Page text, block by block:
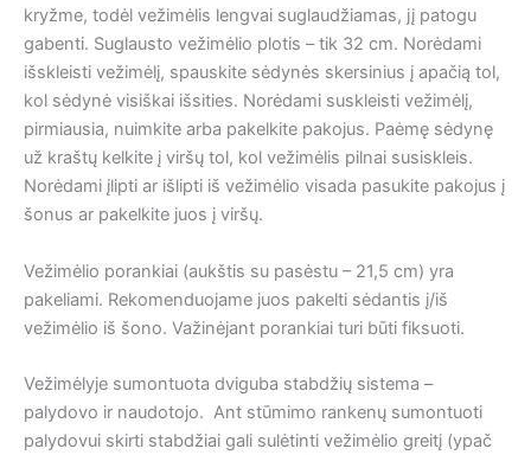
kryžme, todėl vežimėlis lengvai suglaudžiamas, jį patogu
gabenti. Suglausto vežimėlio plotis – tik 32 cm. Norėdami
išskleisti vežimėlį, spauskite sėdynės skersinius į apačią tol,
kol sėdynė visiškai išsities. Norėdami suskleisti vežimėlį,
pirmiausia, nuimkite arba pakelkite pakojus. Paėmę sėdynę
už kraštų kelkite į viršų tol, kol vežimėlis pilnai susiskleis.
Norėdami įlipti ar išlipti iš vežimėlio visada pasukite pakojus į
šonus ar pakelkite juos į viršų.
Vežimėlio porankiai (aukštis su pasėstu – 21,5 cm) yra
pakeliami. Rekomenduojame juos pakelti sėdantis į/iš
vežimėlio iš šono. Važinėjant porankiai turi būti fiksuoti.
Vežimėlyje sumontuota dviguba stabdžių sistema –
palydovo ir naudotojo. Ant stūmimo rankenų sumontuoti
palydovui skirti stabdžiai gali sulėtinti vežimėlio greitį (ypač